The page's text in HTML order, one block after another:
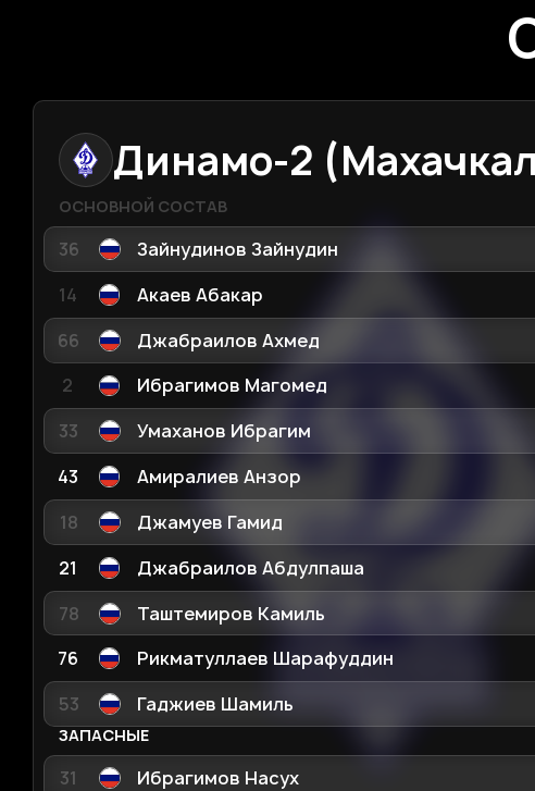
Динамо-2
ОСНОВНОЙ СОСТАВ
36 Зайнудинов Зайнудин
14
Акаев Абакар
66
Джабраилов Ахмед
2
Ибрагимов Магомед
33
Умаханов Ибрагим
43
Амиралиев Анзор
18
Джамуев Гамид
21
Джабраилов Абдулпаша
78
Таштемиров Камиль
76
Рикматуллаев Шарафуддин
53
Гаджиев Шамиль
ЗАПАСНЫЕ
31 Ибрагимов Насух